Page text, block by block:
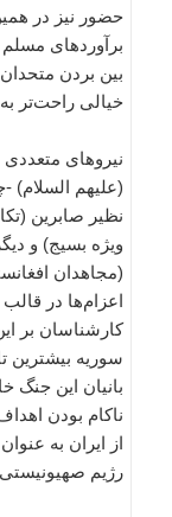
حضور نیز در
برآوردهای
بین بردن
خیالی راحت‌تر
نیروهای
(علیهم السلام)
نظیر صابرین
ویژه بسیج) و
(مجاهدان
اعزام‌ها در
کارشناسان بر
سوریه بیشترین
ناکام بودن
از ایران به
رژیم